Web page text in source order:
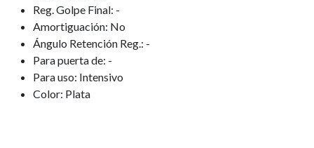
Reg. Golpe Final: -
Amortiguación: No
Ángulo Retención Reg.: -
Para puerta de: -
Para uso: Intensivo
Color: Plata